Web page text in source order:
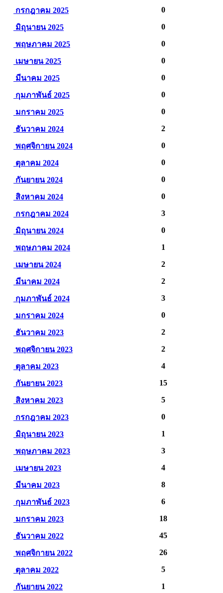
กรกฎาคม 2025 0
มิถุนายน 2025 0
พฤษภาคม 2025 0
เมษายน 2025 0
มีนาคม 2025 0
กุมภาพันธ์ 2025 0
มกราคม 2025 0
ธันวาคม 2024 2
พฤศจิกายน 2024 0
ตุลาคม 2024 0
กันยายน 2024 0
สิงหาคม 2024 0
กรกฎาคม 2024 3
มิถุนายน 2024 0
พฤษภาคม 2024 1
เมษายน 2024 2
มีนาคม 2024 2
กุมภาพันธ์ 2024 3
มกราคม 2024 0
ธันวาคม 2023 2
พฤศจิกายน 2023 2
ตุลาคม 2023 4
กันยายน 2023 15
สิงหาคม 2023 5
กรกฎาคม 2023 0
มิถุนายน 2023 1
พฤษภาคม 2023 3
เมษายน 2023 4
มีนาคม 2023 8
กุมภาพันธ์ 2023 6
มกราคม 2023 18
ธันวาคม 2022 45
พฤศจิกายน 2022 26
ตุลาคม 2022 5
กันยายน 2022 1